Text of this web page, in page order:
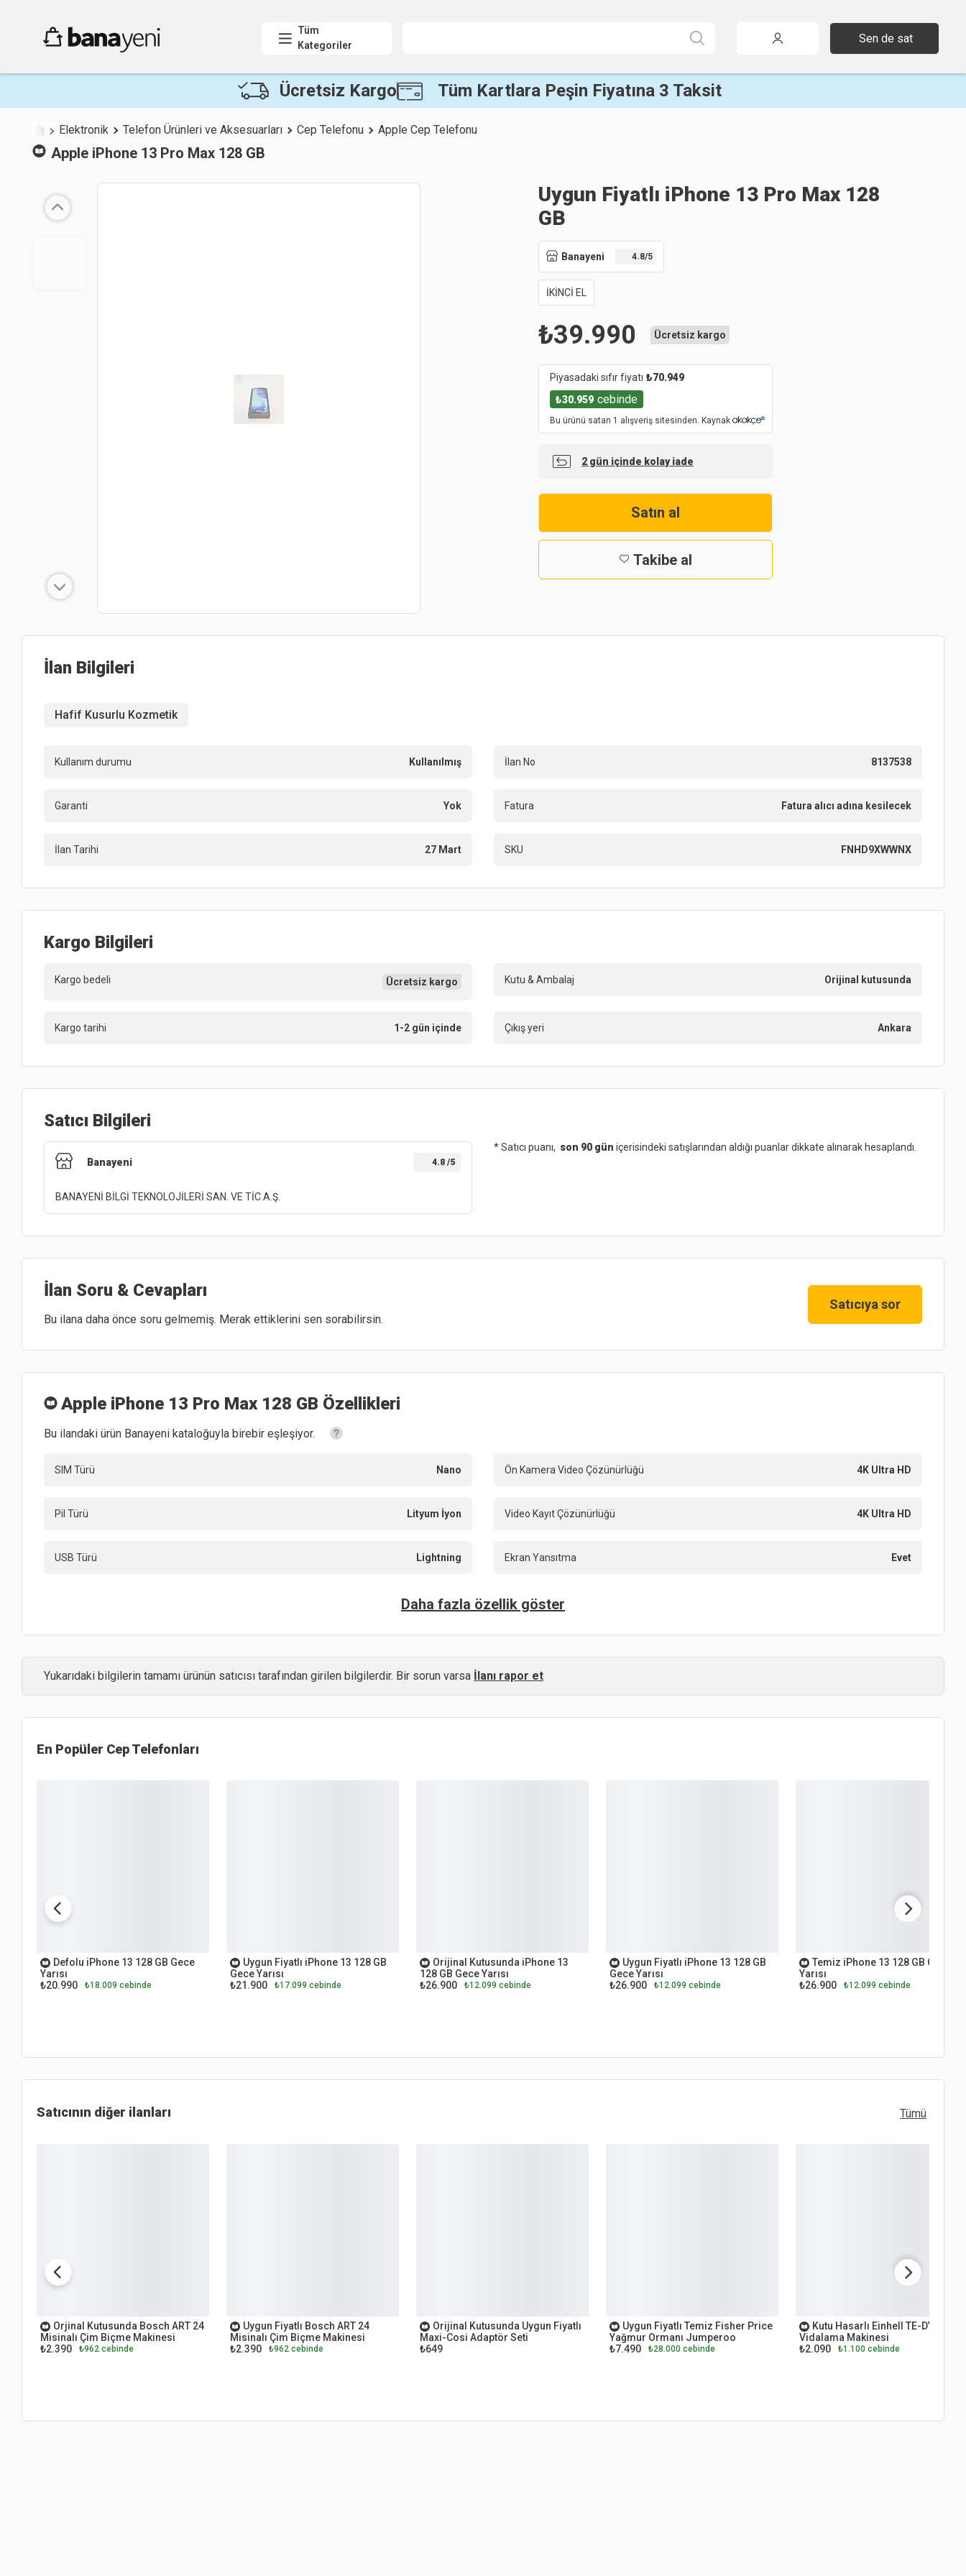
Tüm
Kategoriler
Sen de sat
Ücretsiz Kargo Tüm Kartlara Peşin Fiyatına 3 Taksit
Elektronik Telefon Ürünleri ve Aksesuarları Cep Telefonu Apple Cep Telefonu
Apple iPhone 13 Pro Max 128 GB
Uygun Fiyatlı iPhone 13 Pro Max 128
GB
Banayeni 4.8/5
İKİNCİ EL
₺39.990 Ücretsiz kargo
Piyasadaki sıfır fiyatı ₺70.949
₺30.959 cebinde
Bu ürünü satan 1 alışveriş sitesinden. Kaynak
2 gün içinde kolay iade
Satın al
Takibe al
İlan Bilgileri
Hafif Kusurlu Kozmetik
Kullanım durumu Kullanılmış İlan No 8137538
Garanti Yok Fatura Fatura alıcı adına kesilecek
İlan Tarihi 27 Mart SKU FNHD9XWWNX
Kargo Bilgileri
Kargo bedeli Ücretsiz kargo Kutu & Ambalaj Orijinal kutusunda
Kargo tarihi 1-2 gün içinde Çıkış yeri Ankara
Satıcı Bilgileri
Banayeni 4.8 /5
BANAYENİ BİLGİ TEKNOLOJİLERİ SAN. VE TİC.A.Ş.
* Satıcı puanı, son 90 gün içerisindeki satışlarından aldığı puanlar dikkate alınarak hesaplandı.
İlan Soru & Cevapları
Bu ilana daha önce soru gelmemiş. Merak ettiklerini sen sorabilirsin.
Satıcıya sor
Apple iPhone 13 Pro Max 128 GB Özellikleri
Bu ilandaki ürün Banayeni kataloğuyla birebir eşleşiyor.
SIM Türü Nano Ön Kamera Video Çözünürlüğü 4K Ultra HD
Pil Türü Lityum İyon Video Kayıt Çözünürlüğü 4K Ultra HD
USB Türü Lightning Ekran Yansıtma Evet
Daha fazla özellik göster
Yukarıdaki bilgilerin tamamı ürünün satıcısı tarafından girilen bilgilerdir. Bir sorun varsa İlanı rapor et
En Popüler Cep Telefonları
Defolu iPhone 13 128 GB Gece
Yarısı
₺20.990
₺18.009 cebinde
Uygun Fiyatlı iPhone 13 128 GB
Gece Yarısı
₺21.900
₺17.099 cebinde
Orijinal Kutusunda iPhone 13
128 GB Gece Yarısı
₺26.900
₺12.099 cebinde
Uygun Fiyatlı iPhone 13 128 GB
Gece Yarısı
₺26.900
₺12.099 cebinde
Temiz iPhone 13 128 GB Gece
Yarısı
₺26.900
₺12.099 cebinde
Satıcının diğer ilanları Tümü
Orjinal Kutusunda Bosch ART 24
Misinalı Çim Biçme Makinesi
₺2.390
₺962 cebinde
Uygun Fiyatlı Bosch ART 24
Misinalı Çim Biçme Makinesi
₺2.390
₺962 cebinde
Orijinal Kutusunda Uygun Fiyatlı
Maxi-Cosi Adaptör Seti
₺649
Uygun Fiyatlı Temiz Fisher Price
Yağmur Ormanı Jumperoo
₺7.490
₺28.000 cebinde
Kutu Hasarlı Einhell TE-DY 18 Li
Vidalama Makinesi
₺2.090
₺1.100 cebinde